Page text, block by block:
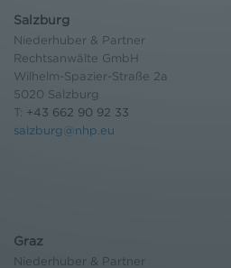
Salzburg
Niederhuber & Partner
Rechtsanwälte GmbH
Wilhelm-Spazier-Straße 2a
5020 Salzburg
T: +43 662 90 92 33
salzburg@nhp.eu
Graz
Niederhuber & Partner